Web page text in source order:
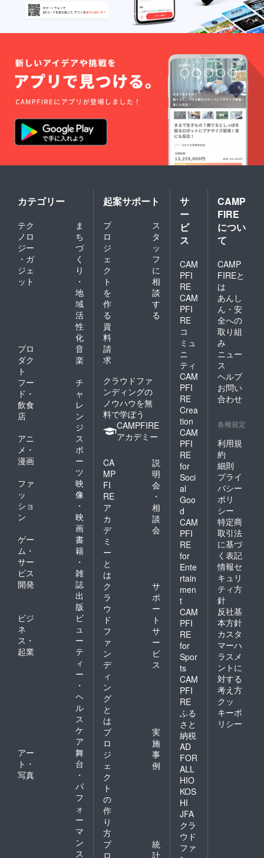
カテゴリー
テク
ノロ
ジー
・ガ
ジェ
ット
ま
ち
づ
く
り
・
地
域
活
性
化
プロ
ダク
ト
音
楽
フー
ド・
飲食
店
チ
ャ
レ
ン
ジ
アニ
メ・
漫画
ス
ポ
ー
ツ
ファ
ッ
ショ
ン
映
像
・
映
画
ゲー
ム・
サー
ビス
開発
書
籍
・
雑
誌
出
版
ビジ
ネ
ス・
起業
ビ
ュ
ー
テ
ィ
ー
・
ヘ
ル
ス
ケ
ア
アー
ト・
写真
舞
台
・
パ
フ
ォ
ー
マ
ン
ス
起案サポート
プ
ロ
ジ
ェ
ク
ト
を
作
る
ス
タ
ッ
フ
に
相
談
す
る
資
料
請
求
クラウドファ
ンディングの
ノウハウを無
料で学ぼう
CAMPFIRE
アカデミー
CA
MP
FI
RE
ア
カ
デ
ミ
ー
と
は
説
明
会
・
相
談
会
ク
ラ
ウ
ド
フ
ァ
ン
デ
ィ
ン
グ
と
は
サ
ポ
ー
ト
サ
ー
ビ
ス
プ
ロ
ジ
ェ
ク
ト
の
作
り
方
実
施
事
例
プ
ロ
統
計
サ
ー
ビ
ス
CAM
PFI
RE
CAM
PFI
RE
コ
ミュ
ニ
ティ
CAM
PFI
RE
Crea
tion
CAM
PFI
RE
for
Soci
al
Goo
d
CAM
PFI
RE
for
Ente
rtain
men
t
CAM
PFI
RE
for
Spor
ts
CAM
PFI
RE
ふる
さと
納税
AD
FOR
ALL
HIO
KOS
HI
JFA
クラ
ウド
ファ
CAMP
FIRE
につい
て
CAMP
FIREと
は
あんし
ん・安
全への
取り組
み
ニュー
ス
ヘルプ
お問い
合わせ
各種規定
利用規
約
細則
プライ
バシー
ポリ
シー
特定商
取引法
に基づ
く表記
情報セ
キュリ
ティ方
針
反社基
本方針
カスタ
マーハ
ラスメ
ントに
対する
考え方
クッ
キーポ
リシー